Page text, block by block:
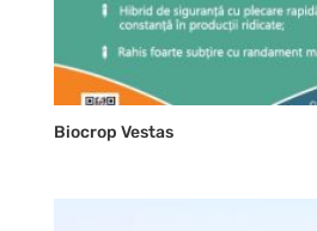
Biocrop Vestas